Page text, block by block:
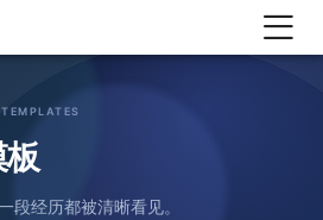
段经历都被清晰看见。